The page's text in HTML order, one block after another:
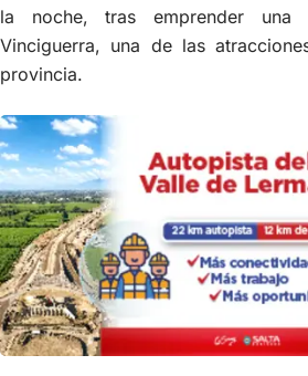
la noche, tras emprender una
Vinciguerra, una de las
provincia.